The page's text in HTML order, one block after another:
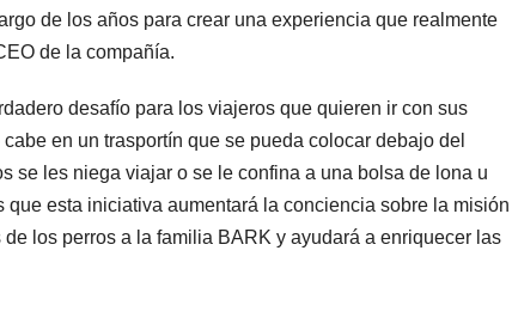
de los años para crear una experiencia que realmente
de la compañía.
desafío para los viajeros que quieren ir con sus
en un trasportín que se pueda colocar debajo del
se les niega viajar o se le confina a una bolsa de lona u
esta iniciativa aumentará la conciencia sobre la misión
los perros a la familia BARK y ayudará a enriquecer las